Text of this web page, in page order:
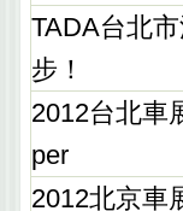
TADA台北
步！
2012台北車
per
2012北京車